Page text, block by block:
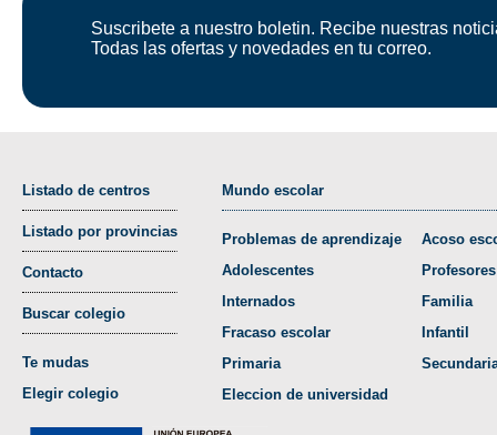
Suscribete a nuestro boletin. Recibe nuestras
Todas las ofertas y novedades en tu correo.
Listado de centros
Listado por provincias
Contacto
Buscar colegio
Te mudas
Elegir colegio
Mundo escolar
Problemas de aprendizaje
Adolescentes
Internados
Fracaso escolar
Primaria
Eleccion de universidad
Acoso
Profesores
Familia
Infantil